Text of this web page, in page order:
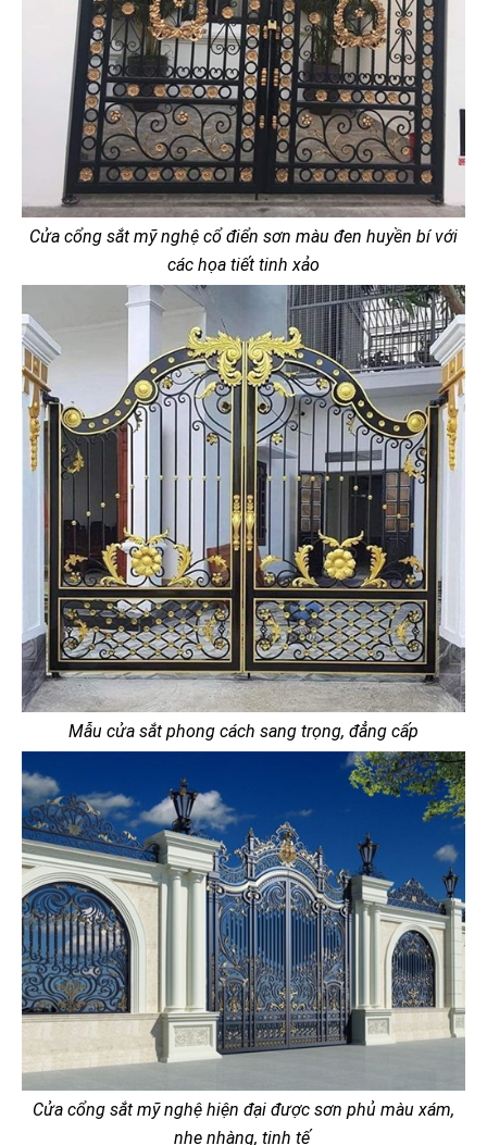
Cửa cổng sắt mỹ nghệ cổ điển sơn màu đen huyền bí với
các họa tiết tinh xảo
Mẫu cửa sắt phong cách sang trọng, đẳng cấp
Cửa cổng sắt mỹ nghệ hiện đại được sơn phủ màu xám,
nhẹ nhàng, tinh tế